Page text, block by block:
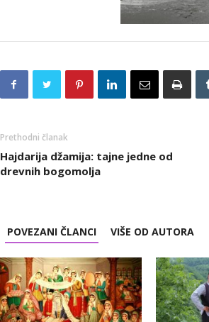
Prethodni članak
Hajdarija džamija: tajne jedne od
drevnih bogomolja
POVEZANI ČLANCI VIŠE OD AUTORA